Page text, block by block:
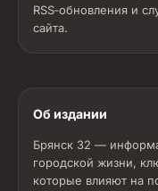
RSS‑обновления и
сайта.
Об издании
Брянск 32 —
городской жизни,
которые влияют на